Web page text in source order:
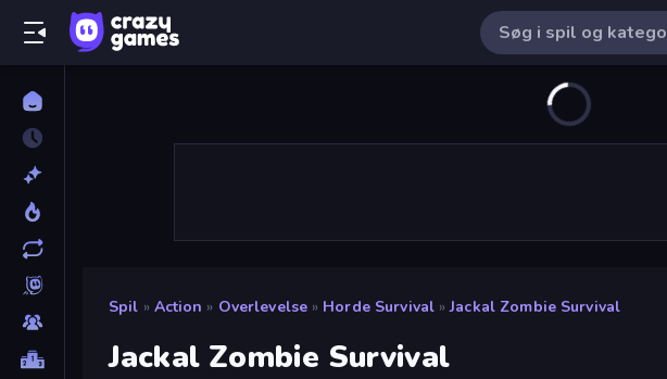
Spil » Action » Overlevelse » Horde Survival » Jackal Zombie Survival
Jackal Zombie Survival